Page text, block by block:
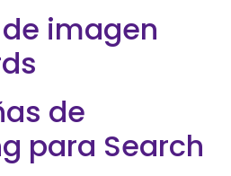
de
para Search